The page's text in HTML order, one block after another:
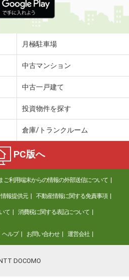
月極駐車場
中古マンション
中古一戸建て
投資物件を探す
倉庫/トランクルーム
PC版へ
ご利用端末からの情報の外部送信について
情報提供元 不動産情報に関する免責事項
て 消費税に関する表記について
ヘルプ お問い合わせ 運営会社
DOCOMO